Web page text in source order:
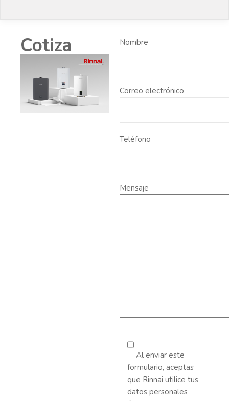
Cotiza Nombre
Correo electrónico
Teléfono
Mensaje
Al enviar este
formulario, aceptas
que Rinnai utilice tus
datos personales